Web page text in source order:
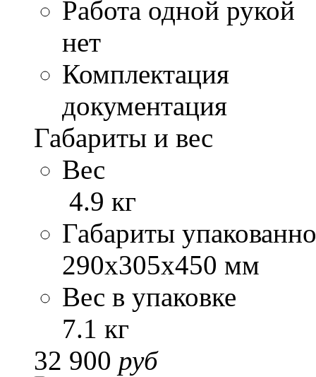
Работа одной рукой
нет
Комплектация
документация
Габариты и вес
Вес
4.9 кг
Габариты
290х305х450 мм
Вес в упаковке
7.1 кг
32 900 руб